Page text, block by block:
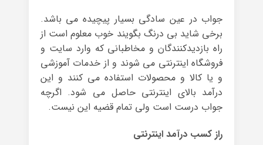
جواب در عین سادگی بسیار پیچیده می باشد.
برخی شاید بی درنگ بگویند خوب معلوم است از
راه بازدیدکنندگان و مخاطبانی که وارد سایت و
فروشگاه اینترنتی می شوند و از خدمات آموزشی
و یا کالا و محصولات استفاده می کنند و این
درآمد بالای اینترنتی حاصل می شود. اگرچه
جواب درست است ولی تمام قضیه این نیست.
راز کسب درآمد اینترنتی